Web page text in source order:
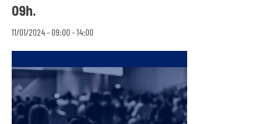
09h.
11/01/2024 - 09:00 -14:00